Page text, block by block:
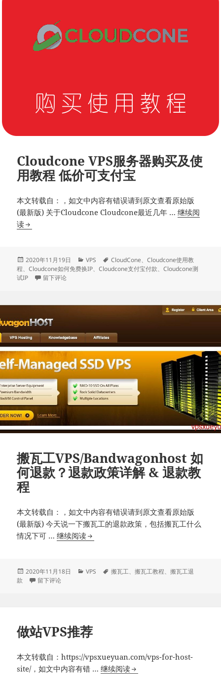
被
墙
Cloudcone VPS服务器购买及使
用教程 低价可支付宝
本文转载自：，如文中内容有错误请到原文查看原始版
(最新版) 关于Cloudcone Cloudcone最近几年 …继续阅
读Cloudcone
务
器
购
及
使
教
程
低
价
可
支
付
宝
发
布
于
2020年11月19日
分
类
VPS
标
签
CloudCone、Cloudcone使用教
程、Cloudcone如何免费换IP、Cloudcone支付宝付款、Cloudcone测
试IP
于Cloudcone VPS服务器购买及使用教程 低价可支付宝
留下评论
搬瓦工VPS/Bandwagonhost 如
何退款？退款政策详解 & 退款教
程
本文转载自：，如文中内容有错误请到原文查看原始版
(最新版) 今天说一下搬瓦工的退款政策，包括搬瓦工什么
情况下可 …继续阅读搬
VPS/Bandwagonhost
退
政
策
发
布
2020年11月18日
分
VPS
标
搬瓦工、搬瓦工教程、搬瓦工退
款
于搬瓦工VPS/Bandwagonhost 如何退款？退款政策详解 & 退款教程
留下评论
做站VPS推荐
本文转载自：https://vpsxueyuan.com/vps-for-host-
site/，如文中内容有错 …继续阅读做